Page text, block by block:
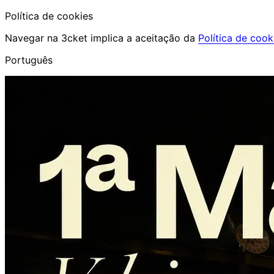
Política de cookies
Navegar na 3cket implica a aceitação da Política de
Português